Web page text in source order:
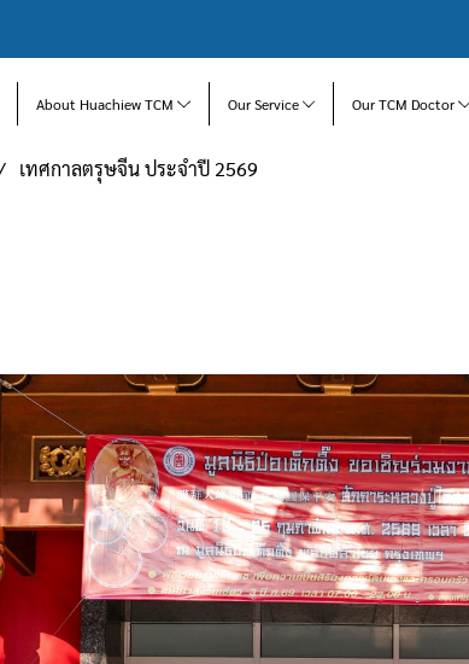
About Huachiew TCM Our Service Our TCM Doctor
เทศกาลตรุษจีน ประจำปี 2569